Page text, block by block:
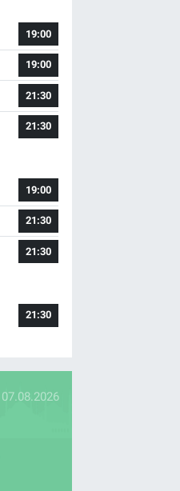
19:00
19:00
21:30
21:30
19:00
21:30
21:30
21:30
07.08.2026